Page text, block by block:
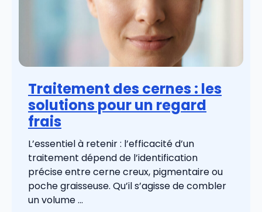
Traitement des cernes : les
solutions pour un regard
frais
L’essentiel à retenir : l’efficacité d’un
traitement dépend de l’identification
précise entre cerne creux, pigmentaire ou
poche graisseuse. Qu’il s’agisse de combler
un volume ...